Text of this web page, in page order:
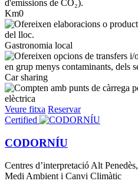
Km0
Gastronomia local
Car sharing
elèctrica
Veure fitxa Reservar
Certified
CODORNÍU
Centres d’interpretacióAlt
Medi Ambient i Canvi Climàtic